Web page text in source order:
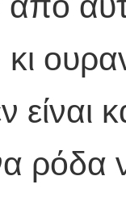
κι
είναι
ρόδα